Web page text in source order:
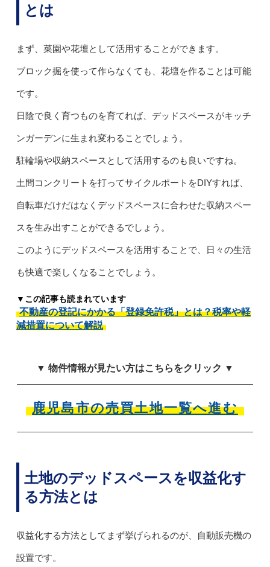
とは
まず、菜園や花壇として活用することができます。
ブロック掘を使って作らなくても、花壇を作ることは可能
です。
日陰で良く育つものを育てれば、デッドスペースがキッチ
ンガーデンに生まれ変わることでしょう。
駐輪場や収納スペースとして活用するのも良いですね。
土間コンクリートを打ってサイクルポートをDIYすれば、
自転車だけだはなくデッドスペースに合わせた収納スペー
スを生み出すことができるでしょう。
このようにデッドスペースを活用することで、日々の生活
も快適で楽しくなることでしょう。
▼この記事も読まれています
不動産の登記にかかる「登録免許税」とは？税率や軽
減措置について解説
▼ 物件情報が見たい方はこちらをクリック ▼
鹿児島市の売買土地一覧へ進む
土地のデッドスペースを収益化す
る方法とは
収益化する方法としてまず挙げられるのが、自動販売機の
設置です。